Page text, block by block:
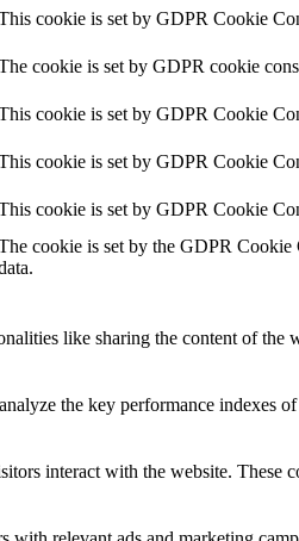
cookie is set by GDPR Cookie
cookie is set by GDPR cookie
cookie is set by GDPR Cookie
cookie is set by GDPR Cookie
cookie is set by GDPR Cookie
cookie is set by the GDPR Cookie
like sharing the content of the
the key performance
interact with the website.